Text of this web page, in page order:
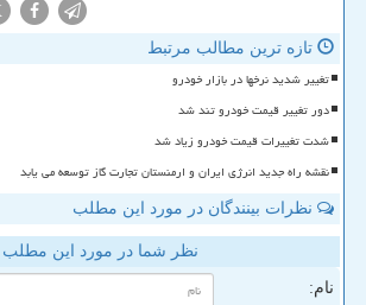
تازه ترین مطالب مرتبط
تغییر شدید نرخها در بازار خودرو
دور تغییر قیمت خودرو تند شد
شدت تغییرات قیمت خودرو زیاد شد
نقشه راه جدید انرژی ایران و ارمنستان تجارت گاز توسعه می یابد
نظرات بینندگان در مورد این مطلب
نظر شما در مورد این مطلب
نام: